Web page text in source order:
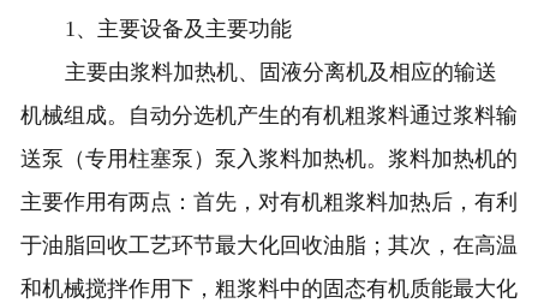
1、主要设备及主要功能
主要由浆料加热机、固液分离机及相应的输送
机械组成。自动分选机产生的有机粗浆料通过浆料输
送泵（专用柱塞泵）泵入浆料加热机。浆料加热机的
主要作用有两点：首先，对有机粗浆料加热后，有利
于油脂回收工艺环节最大化回收油脂；其次，在高温
和机械搅拌作用下，粗浆料中的固态有机质能最大化